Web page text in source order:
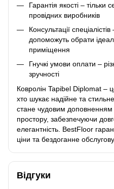
Гарантія якості – тільки
провідних виробників
Консультації
допоможуть обрати
приміщення
Гнучкі умови оплати –
зручності
Ковролін Tapibel Diplomat –
хто шукає надійне та
стане чудовим доповненням
простору, забезпечуючи
елегантність. BestFloor
ціни та бездоганне
Відгуки